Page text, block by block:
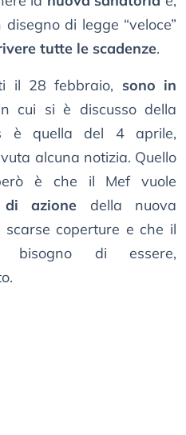
di legge “veloce”
tutte le scadenze.
il 28 febbraio, sono in
cui si è discusso della
è quella del 4 aprile,
alcuna notizia. Quello
è che il Mef vuole
azione della nuova
coperture e che il
bisogno di essere,